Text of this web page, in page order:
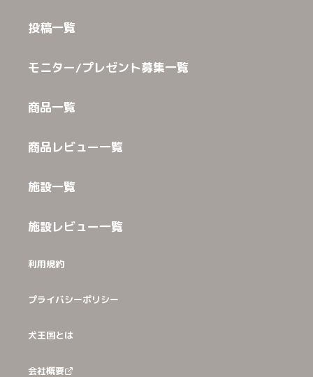
投稿一覧
モニター/プレゼント募集一覧
商品一覧
商品レビュー一覧
施設一覧
施設レビュー一覧
利用規約
プライバシーポリシー
犬王国とは
会社概要